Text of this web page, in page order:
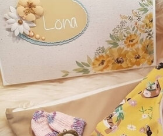
Skip to main content
Show accessibility statement